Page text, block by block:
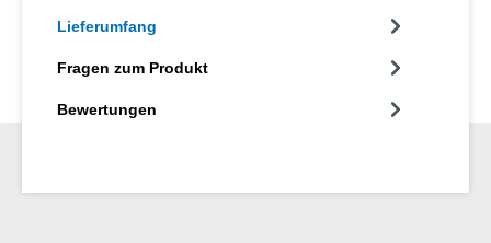
Lieferumfang
Fragen zum Produkt
Bewertungen